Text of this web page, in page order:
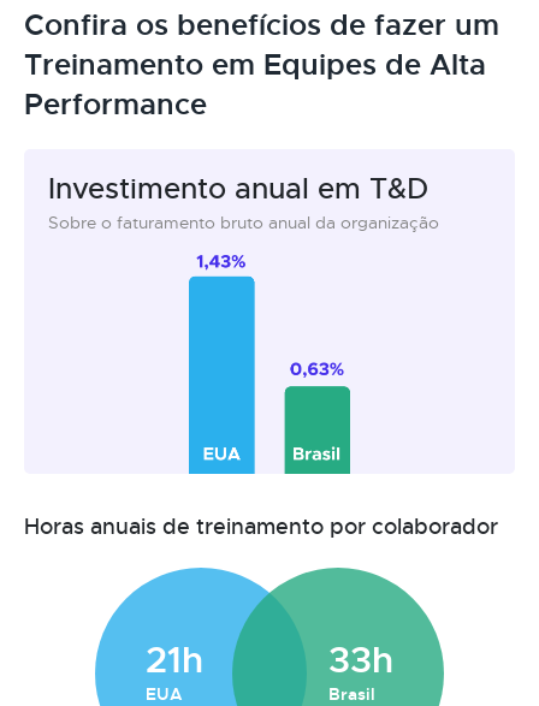
Confira os benefícios de fazer um
Treinamento em Equipes de Alta
Performance
Investimento anual em T&D
Sobre o faturamento bruto anual da organização
Horas anuais de treinamento por colaborador
21h
EUA
33h
Brasil